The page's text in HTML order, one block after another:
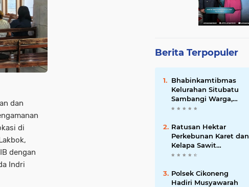
dan
di
dengan
Indri
Berita Terpopuler
Bhabinkamtibmas
Kelurahan Situbatu
Sambangi Warga,
Perkuat Silaturahmi
Wilayah
Ratusan Hektar
Perkebunan Karet dan
Kelapa Sawit
terendam banjir
Polsek Cikoneng
Hadiri Musyawarah